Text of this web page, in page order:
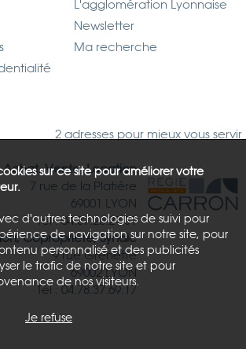
L'agglomération Lyonnaise
Newsletter
Ma recherche
2 adresses pour mieux vous servir
Achat, Vente, Location
7 rue de la Platière
69001 LYON
Tél : 04.37.26.21.81
Copropriété, Syndic
9 rue Grenette
69002 LYON
Tél : 04.78.37.69.17
sur ce site pour améliorer votre
d'autres technologies de suivi pour
de navigation sur notre site, pour
personnalisé et des publicités
le trafic de notre site et pour
de nos visiteurs.
Je refuse